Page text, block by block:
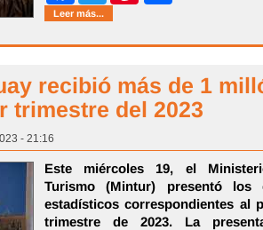
Leer más...
recibió más de 1
trimestre del 2023
- 21:16
Este miércoles 19, el
Turismo (Mintur) presentó los
estadísticos correspondientes al
trimestre de 2023. La